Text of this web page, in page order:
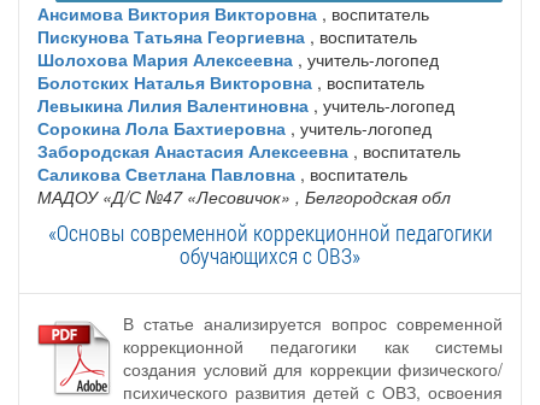
Ансимова Виктория Викторовна , воспитатель
Пискунова Татьяна Георгиевна , воспитатель
Шолохова Мария Алексеевна , учитель-логопед
Болотских Наталья Викторовна , воспитатель
Левыкина Лилия Валентиновна , учитель-логопед
Сорокина Лола Бахтиеровна , учитель-логопед
Забородская Анастасия Алексеевна , воспитатель
Саликова Светлана Павловна , воспитатель
МАДОУ «Д/С №47 «Лесовичок» , Белгородская обл
«Основы современной коррекционной педагогики
обучающихся с ОВЗ»
В статье анализируется вопрос современной
коррекционной педагогики как системы
создания условий для коррекции физического/
психического развития детей с ОВЗ, освоения